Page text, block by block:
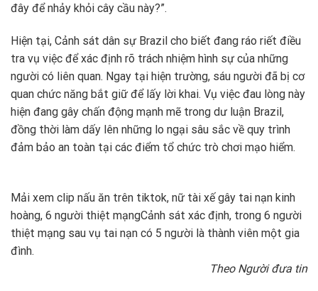
đây để nhảy khỏi cây cầu này?”.
Hiện tại, Cảnh sát dân sự Brazil cho biết đang ráo riết điều
tra vụ việc để xác định rõ trách nhiệm hình sự của những
người có liên quan. Ngay tại hiện trường, sáu người đã bị cơ
quan chức năng bắt giữ để lấy lời khai. Vụ việc đau lòng này
hiện đang gây chấn động mạnh mẽ trong dư luận Brazil,
đồng thời làm dấy lên những lo ngại sâu sắc về quy trình
đảm bảo an toàn tại các điểm tổ chức trò chơi mạo hiểm.
Mải xem clip nấu ăn trên tiktok, nữ tài xế gây tai nạn kinh
hoàng, 6 người thiệt mạngCảnh sát xác định, trong 6 người
thiệt mạng sau vụ tai nạn có 5 người là thành viên một gia
đình.
Theo Người đưa tin